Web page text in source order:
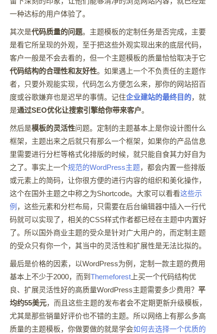
一种达标的用户体验了。
其次是代码质量的问题。主题模板的定制任务是否完成，主要
是看它所呈现的外观，至于把这些外观实现出来的底层代码，
客户一般是不会去看的，但一个主题模板的质量恰恰取决于它
代码结构的合理性和友好性。如果遇上一个不负责任的主题作
者，只要外观能实现，代码怎么方便怎么来，那你的网站招百
度或谷歌嫌弃也是迟早的事情。记住企业建站的最终目的，就
是通过SEO优化让搜索引擎给你带来客户。
然后是模板的灵活性问题。定制的主题基本上是你设计图什么
框架，主题出来之后就只有那么一个框架，如果你的产品信息
里需要进行分栏等格式化排版的时候，就只能自食其力好自为
之了。事实上一个规范的WordPress主题，都会内置一些排版
或元素上的简码，让你很方便的进行内容的组织和美化操作，
这个在国外主题之中称之为Shortcode。大家可以看看这些示
例 ，这些元素和分栏布局，只需要在后台编辑器中插入一行代
码就可以实现了，相关的CSS样式作者都已经在主题中内置好
了。所以国外商业主题的受众是针对广大用户的，而定制主题
的受众只有你一个，其当中的灵活性和扩展性是无法比拟的。
最后是价格的因素，以WordPress为例，定制一款主题的费用
基本上不少于2000，而到 Themeforest 上买一个代码结构优
良、扩展灵活性好的高质量WordPress主题需要多少费用？ 平
均约55美元，而且这些主题的发布者会不定期更新升级模板，
尤其是那些销量好评价也不错的主题。所以网络上有那么多高
质量的主题模板，你做要做的就是学会如何去选择一个优质的